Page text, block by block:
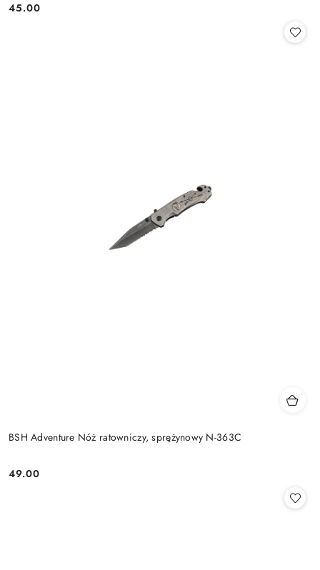
Cena:
45.00
BSH Adventure Nóż ratowniczy, sprężynowy N-363C
Cena:
49.00